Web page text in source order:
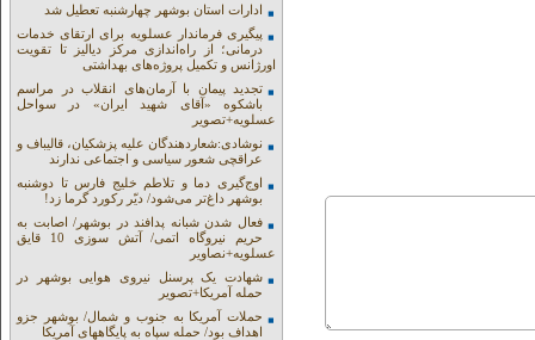
ادارات استان بوشهر چهارشنبه تعطیل شد
پیگیری فرماندار عسلویه برای ارتقای خدمات
درمانی؛ از راه‌اندازی مرکز دیالیز تا تقویت
اورژانس و تکمیل پروژه‌های بهداشتی
تجدید پیمان با آرمان‌های انقلاب در مراسم
باشکوه «آقای شهید ایران» در سواحل
عسلویه+تصویر
نوشادی:شعاردهندگان علیه پزشکیان، قالیباف و
عراقچی شعور سیاسی و اجتماعی ندارند
اوج‌گیری دما و تلاطم خلیج فارس تا دوشنبه
بوشهر داغ‌تر می‌شود/ دیّر رکورد گرما زد!
فعال شدن شبانه پدافند در بوشهر/ اصابت به
حریم نیروگاه اتمی/ آتش سوزی 10 قایق
عسلویه+نصاویر
شهادت یک پرسنل نیروی هوایی بوشهر در
حمله آمریکا+تصویر
حملات آمریکا به جنوب و شمال/ بوشهر جزو
اهداف بود/ حمله سپاه به پایگاههای آمریکا